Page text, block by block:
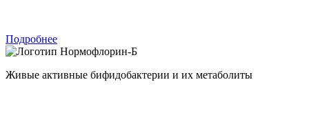
Подробнее
Нормофлорин-Б
Живые активные бифидобактерии и их метаболиты